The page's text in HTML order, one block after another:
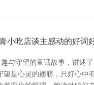
小吃店谈主感动的好词
趣与守望的童话故事，讲
望是心灵的翅膀，只好心